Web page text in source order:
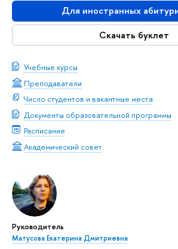
Для иностранных
Скачать буклет
Учебные курсы
Преподаватели
Число студентов и вакантные места
Документы образовательной программы
Расписание
Академический совет
Руководитель
Матусова Екатерина Дмитриевна